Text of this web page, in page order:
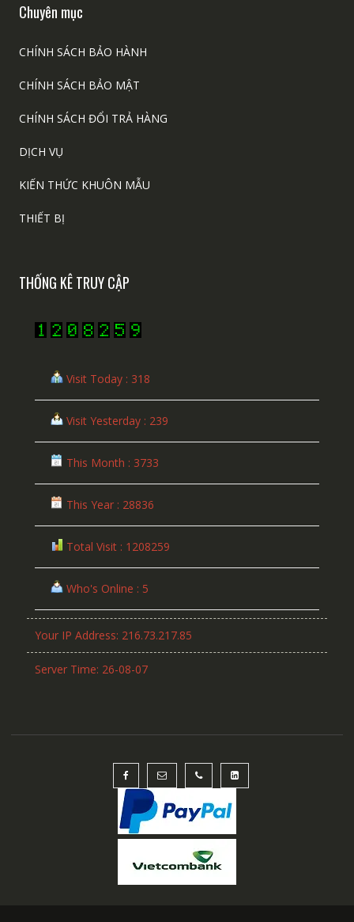
Chuyên mục
CHÍNH SÁCH BẢO HÀNH
CHÍNH SÁCH BẢO MẬT
CHÍNH SÁCH ĐỔI TRẢ HÀNG
DỊCH VỤ
KIẾN THỨC KHUÔN MẪU
THIẾT BỊ
THỐNG KÊ TRUY CẬP
Visit Today : 318
Visit Yesterday : 239
This Month : 3733
This Year : 28836
Total Visit : 1208259
Who's Online : 5
Your IP Address: 216.73.217.85
Server Time: 26-08-07